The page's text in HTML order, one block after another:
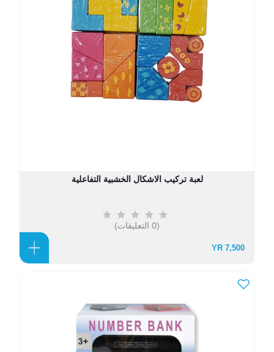
لعبة تركيب الاشكال الخشبية التفاعلية
(0 التعليقات)
7,500 YR